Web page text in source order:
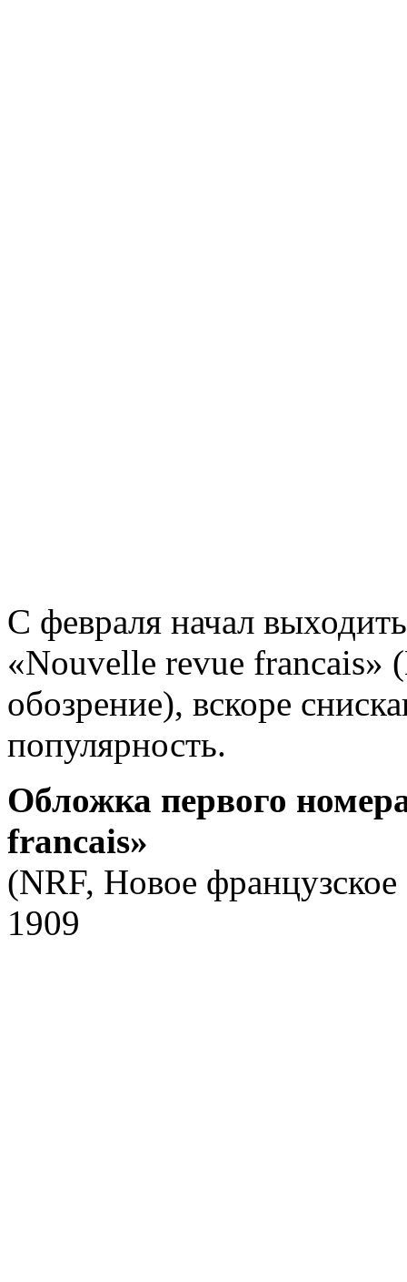
C февраля начал
«Nouvelle revue francais»
обозрение), вскоре
популярность.
Обложка первого
francais»
(NRF, Новое французское
1909